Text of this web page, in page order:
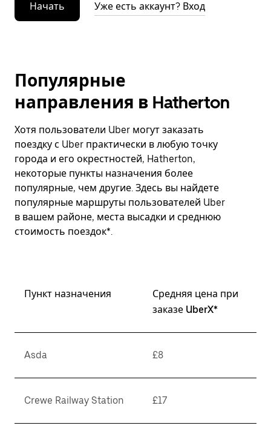
Начать Уже есть аккаунт? Вход
Популярные
направления в Hatherton
Хотя пользователи Uber могут заказать
поездку с Uber практически в любую точку
города и его окрестностей, Hatherton,
некоторые пункты назначения более
популярные, чем другие. Здесь вы найдете
популярные маршруты пользователей Uber
в вашем районе, места высадки и среднюю
стоимость поездок*.
Пункт назначения
Средняя цена при
заказе UberX*
Asda £8
Crewe Railway Station £17